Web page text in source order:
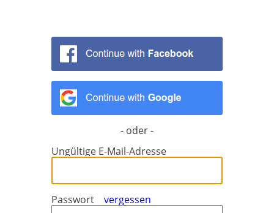
- oder -
Ungültige E-Mail-Adresse
Passwort vergessen